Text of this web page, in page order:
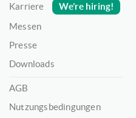
Karriere
We’re hiring!
Messen
Presse
Downloads
AGB
Nutzungsbedingungen